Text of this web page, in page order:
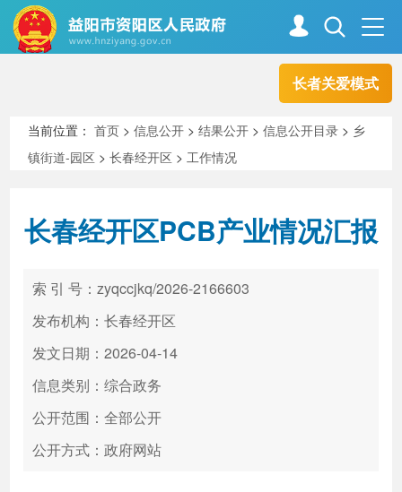
长者关爱模式
走进资阳
新闻中心 解读回应
政务服务
高效办成一件事
当前位置：首页 >信息公开 >结果公开 >信息公开目录 > 乡
镇街道-园区 >长春经开区 >工作情况
长春经开区PCB产业情况汇报
索 引 号：zyqccjkq/2026-2166603
发布机构：长春经开区
发文日期：2026-04-14
信息类别：综合政务
公开范围：全部公开
公开方式：政府网站